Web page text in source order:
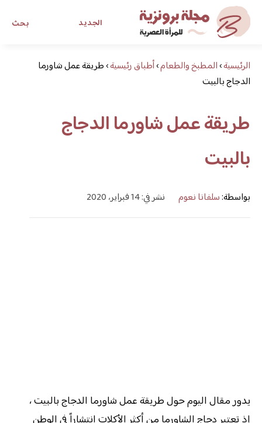
بحث الجديد
مجلة برونزية للفتاة العصريةالرئيسية›المطبخ والطعام›أطباق رئيسية›طريقة عمل شاورما
الدجاج بالبيت
طريقة عمل شاورما الدجاج
بالبيت
بواسطة:سلفانا نعوم نشر في: 14 فبراير، 2020
يدور مقال اليوم حول طريقة عمل شاورما الدجاج بالبيت ،